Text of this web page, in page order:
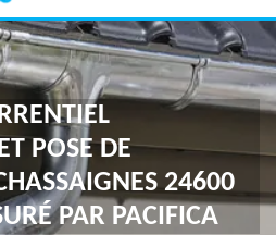
POSE DE
24600
PAR PACIFICA